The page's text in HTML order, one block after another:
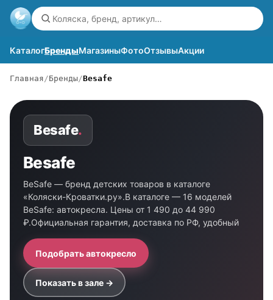
КаталогБрендыМагазиныФотоОтзывыАкции
Главная Бренды Besafe
Besafe.
Besafe
BeSafe — бренд детских товаров в каталоге
«Коляски-Кроватки.ру».В каталоге — 16 моделей
BeSafe: автокресла. Цены от 1 490 до 44 990
₽.Официальная гарантия, доставка по РФ, удобный
Подобрать автокресло
Показать в зале →